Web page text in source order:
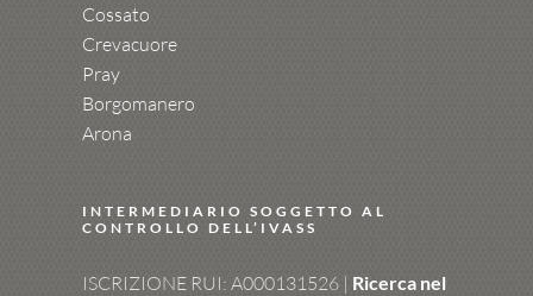
Cossato
Crevacuore
Pray
Borgomanero
Arona
INTERMEDIARIO SOGGETTO AL
CONTROLLO DELL’IVASS
ISCRIZIONE RUI: A000131526 | Ricerca nel